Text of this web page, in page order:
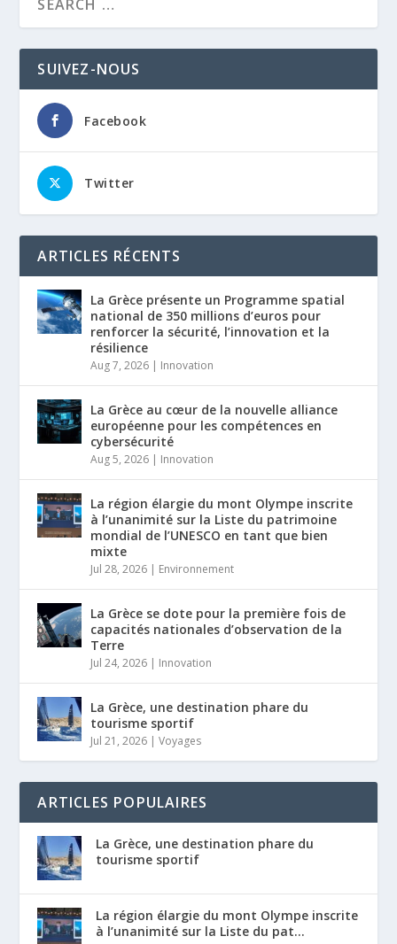
SUIVEZ-NOUS
Facebook
Twitter
ARTICLES RÉCENTS
La Grèce présente un Programme spatial
national de 350 millions d’euros pour
renforcer la sécurité, l’innovation et la
résilience
Aug 7, 2026 | Innovation
La Grèce au cœur de la nouvelle alliance
européenne pour les compétences en
cybersécurité
Aug 5, 2026 | Innovation
La région élargie du mont Olympe inscrite
à l’unanimité sur la Liste du patrimoine
mondial de l’UNESCO en tant que bien
mixte
Jul 28, 2026 | Environnement
La Grèce se dote pour la première fois de
capacités nationales d’observation de la
Terre
Jul 24, 2026 | Innovation
La Grèce, une destination phare du
tourisme sportif
Jul 21, 2026 |Voyages
ARTICLES POPULAIRES
La Grèce, une destination phare du
tourisme sportif
La région élargie du mont Olympe inscrite
à l’unanimité sur la Liste du pat...